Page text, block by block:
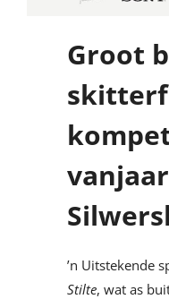
Groot
’n Uitstekende
Stilte, wat as